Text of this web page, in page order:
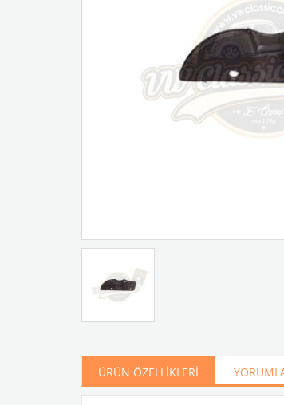
ÜRÜN ÖZELLIKLERI